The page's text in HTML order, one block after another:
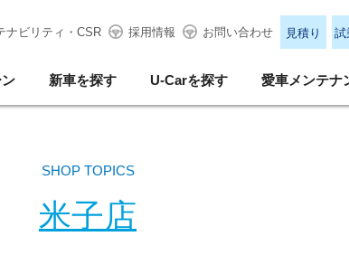
ナビリティ・CSR 採用情報 お問い合わせ 見積り 試
新車を探す U-Carを探す 愛車メンテナ
SHOP TOPICS
米子店